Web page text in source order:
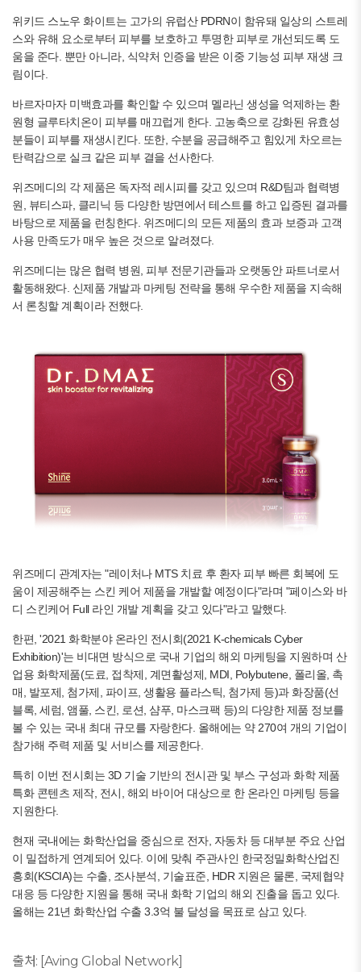
위키드 스노우 화이트는 고가의 유럽산 PDRN이 함유돼 일상의 스트레
스와 유해 요소로부터 피부를 보호하고 투명한 피부로 개선되도록 도
움을 준다. 뿐만 아니라, 식약처 인증을 받은 이중 기능성 피부 재생 크
림이다.
바르자마자 미백효과를 확인할 수 있으며 멜라닌 생성을 억제하는 환
원형 글루타치온이 피부를 매끄럽게 한다. 고농축으로 강화된 유효성
분들이 피부를 재생시킨다. 또한, 수분을 공급해주고 힘있게 차오르는
탄력감으로 실크 같은 피부 결을 선사한다.
위즈메디의 각 제품은 독자적 레시피를 갖고 있으며 R&D팀과 협력병
원, 뷰티스파, 클리닉 등 다양한 방면에서 테스트를 하고 입증된 결과를
바탕으로 제품을 런칭한다. 위즈메디의 모든 제품의 효과 보증과 고객
사용 만족도가 매우 높은 것으로 알려졌다.
위즈메디는 많은 협력 병원, 피부 전문기관들과 오랫동안 파트너로서
활동해왔다. 신제품 개발과 마케팅 전략을 통해 우수한 제품을 지속해
서 론칭할 계획이라 전했다.
위즈메디 관계자는 "레이처나 MTS 치료 후 환자 피부 빠른 회복에 도
움이 제공해주는 스킨 케어 제품을 개발할 예정이다"라며 "페이스와 바
디 스킨케어 Full 라인 개발 계획을 갖고 있다"라고 말했다.
한편, '2021 화학분야 온라인 전시회(2021 K-chemicals Cyber
Exhibition)'는 비대면 방식으로 국내 기업의 해외 마케팅을 지원하며 산
업용 화학제품(도료, 접착제, 계면활성제, MDI, Polybutene, 폴리올, 촉
매, 발포제, 첨가제, 파이프, 생활용 플라스틱, 첨가제 등)과 화장품(선
블록, 세럼, 앰풀, 스킨, 로션, 샴푸, 마스크팩 등)의 다양한 제품 정보를
볼 수 있는 국내 최대 규모를 자랑한다. 올해에는 약 270여 개의 기업이
참가해 주력 제품 및 서비스를 제공한다.
특히 이번 전시회는 3D 기술 기반의 전시관 및 부스 구성과 화학 제품
특화 콘텐츠 제작, 전시, 해외 바이어 대상으로 한 온라인 마케팅 등을
지원한다.
현재 국내에는 화학산업을 중심으로 전자, 자동차 등 대부분 주요 산업
이 밀접하게 연계되어 있다. 이에 맞춰 주관사인 한국정밀화학산업진
흥회(KSCIA)는 수출, 조사분석, 기술표준, HDR 지원은 물론, 국제협약
대응 등 다양한 지원을 통해 국내 화학 기업의 해외 진출을 돕고 있다.
올해는 21년 화학산업 수출 3.3억 불 달성을 목표로 삼고 있다.
출처: [Aving Global Network]